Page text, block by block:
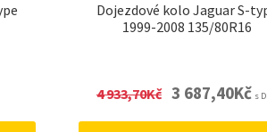
Dojezdové kolo Jaguar S-
1999-2008 135/80R16
4 933,70Kč
Original
3 687,40Kč s